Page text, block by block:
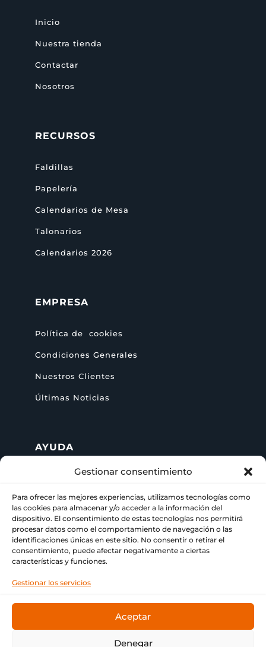
Gestionar consentimiento
Para ofrecer las mejores experiencias, utilizamos tecnologías como
las cookies para almacenar y/o acceder a la información del
dispositivo. El consentimiento de estas tecnologías nos permitirá
procesar datos como el comportamiento de navegación o las
identificaciones únicas en este sitio. No consentir o retirar el
consentimiento, puede afectar negativamente a ciertas
características y funciones.
Gestionar los servicios
Aceptar
Denegar
Inicio
Nuestra tienda
Contactar
Nosotros
RECURSOS
Faldillas
Papelería
Calendarios de Mesa
Talonarios
Calendarios 2026
EMPRESA
Política de cookies
Condiciones Generales
Nuestros Clientes
Últimas Noticias
AYUDA
+ 34 622 09 02 49
 info@paraimprimir.es
Carrer Pompeu Fabra, 35, 1º piso,
08860 Castelldefels, Barcelona
de siempre.